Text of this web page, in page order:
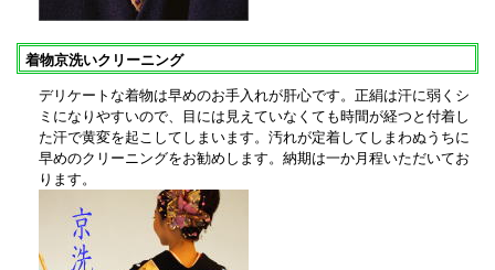
着物京洗いクリーニング
デリケートな着物は早めのお手入れが肝心です。正絹は汗に弱くシ
ミになりやすいので、目には見えていなくても時間が経つと付着し
た汗で黄変を起こしてしまいます。汚れが定着してしまわぬうちに
早めのクリーニングをお勧めします。納期は一か月程いただいてお
ります。